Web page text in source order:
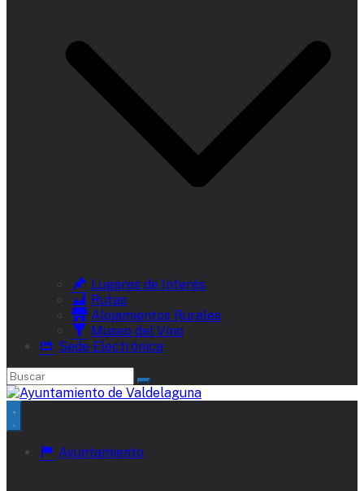
Lugares de Interés
Rutas
Alojamientos Rurales
Museo del Vino
Sede Electrónica
Ayuntamiento